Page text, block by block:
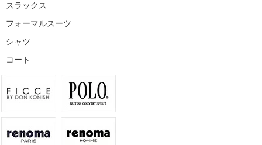
スラックス
フォーマルスーツ
シャツ
コート